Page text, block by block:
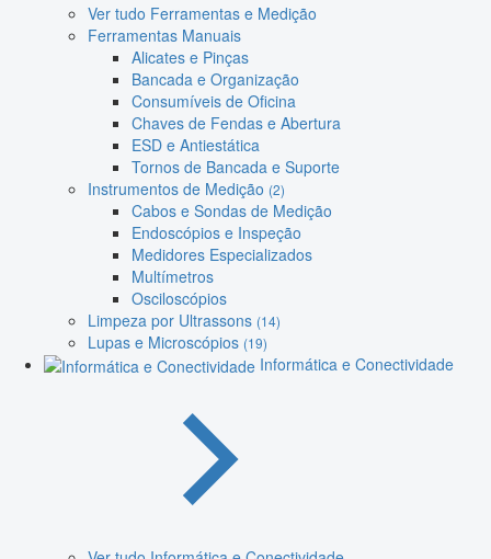
Ver tudo Ferramentas e Medição
Ferramentas Manuais
Alicates e Pinças
Bancada e Organização
Consumíveis de Oficina
Chaves de Fendas e Abertura
ESD e Antiestática
Tornos de Bancada e Suporte
Instrumentos de Medição (2)
Cabos e Sondas de Medição
Endoscópios e Inspeção
Medidores Especializados
Multímetros
Osciloscópios
Limpeza por Ultrassons (14)
Lupas e Microscópios (19)
Informática e Conectividade